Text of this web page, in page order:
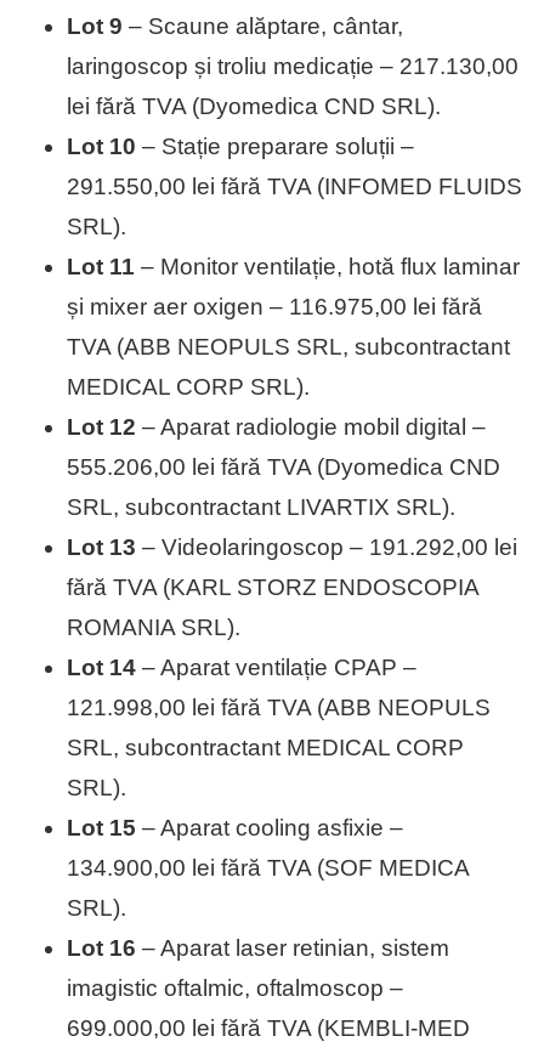
Lot 9 – Scaune alăptare, cântar,
laringoscop și troliu medicație – 217.130,00
lei fără TVA (Dyomedica CND SRL).
Lot 10 – Stație preparare soluții –
291.550,00 lei fără TVA (INFOMED FLUIDS
SRL).
Lot 11 – Monitor ventilație, hotă flux laminar
și mixer aer oxigen – 116.975,00 lei fără
TVA (ABB NEOPULS SRL, subcontractant
MEDICAL CORP SRL).
Lot 12 – Aparat radiologie mobil digital –
555.206,00 lei fără TVA (Dyomedica CND
SRL, subcontractant LIVARTIX SRL).
Lot 13 – Videolaringoscop – 191.292,00 lei
fără TVA (KARL STORZ ENDOSCOPIA
ROMANIA SRL).
Lot 14 – Aparat ventilație CPAP –
121.998,00 lei fără TVA (ABB NEOPULS
SRL, subcontractant MEDICAL CORP
SRL).
Lot 15 – Aparat cooling asfixie –
134.900,00 lei fără TVA (SOF MEDICA
SRL).
Lot 16 – Aparat laser retinian, sistem
imagistic oftalmic, oftalmoscop –
699.000,00 lei fără TVA (KEMBLI-MED